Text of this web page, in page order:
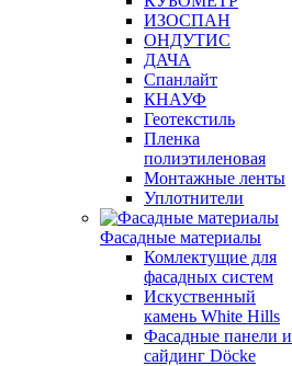
ИЗОСПАН
ОНДУТИС
ДАЧА
Спанлайт
КНАУФ
Геотекстиль
Пленка
полиэтиленовая
Монтажные ленты
Уплотнители
Фасадные материалы
Комлектущие для
фасадных систем
Искуственный
камень White Hills
Фасадные панели и
сайдинг Döcke